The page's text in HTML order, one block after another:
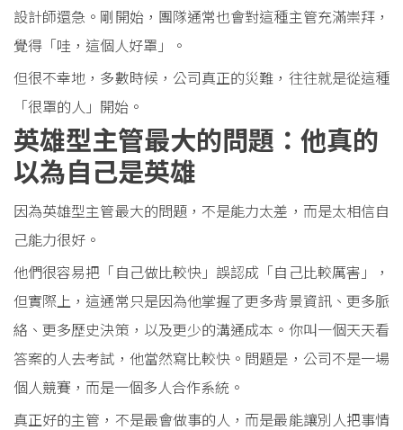
設計師還急。剛開始，團隊通常也會對這種主管充滿崇拜，
覺得「哇，這個人好罩」。
但很不幸地，多數時候，公司真正的災難，往往就是從這種
「很罩的人」開始。
英雄型主管最大的問題：他真的
以為自己是英雄
因為英雄型主管最大的問題，不是能力太差，而是太相信自
己能力很好。
他們很容易把「自己做比較快」誤認成「自己比較厲害」，
但實際上，這通常只是因為他掌握了更多背景資訊、更多脈
絡、更多歷史決策，以及更少的溝通成本。你叫一個天天看
答案的人去考試，他當然寫比較快。問題是，公司不是一場
個人競賽，而是一個多人合作系統。
真正好的主管，不是最會做事的人，而是最能讓別人把事情